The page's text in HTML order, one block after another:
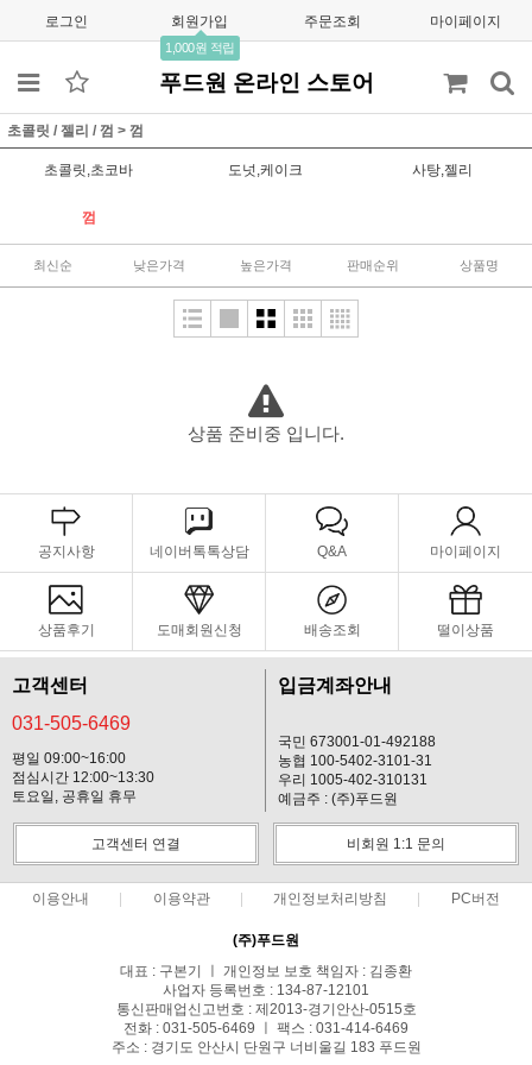
로그인 회원가입
1,000원 적립
주문조회 마이페이지
푸드원 온라인 스토어
초콜릿 / 젤리 / 껌 > 껌
초콜릿,초코바 도넛,케이크 사탕,젤리
껌
최신순 낮은가격 높은가격 판매순위 상품명
상품 준비중 입니다.
공지사항 네이버톡톡상담 Q&A 마이페이지
상품후기 도매회원신청 배송조회 떨이상품
고객센터
031-505-6469
평일 09:00~16:00
점심시간 12:00~13:30
토요일, 공휴일 휴무
입금계좌안내
국민 673001-01-492188
농협 100-5402-3101-31
우리 1005-402-310131
예금주 : (주)푸드원
고객센터 연결 비회원 1:1 문의
이용안내 이용약관 개인정보처리방침 PC버전
(주)푸드원
대표 : 구본기 ㅣ 개인정보 보호 책임자 : 김종환
사업자 등록번호 : 134-87-12101
통신판매업신고번호 : 제2013-경기안산-0515호
전화 : 031-505-6469 ㅣ 팩스 : 031-414-6469
주소 : 경기도 안산시 단원구 너비울길 183 푸드원